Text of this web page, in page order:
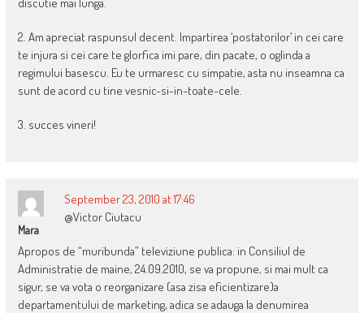
2. Am apreciat raspunsul decent. Impartirea ‘postatorilor’ in cei care
te injura si cei care te glorfica imi pare, din pacate, o oglinda a
regimului basescu. Eu te urmaresc cu simpatie, asta nu inseamna ca
sunt de acord cu tine vesnic-si-in-toate-cele.
3. succes vineri!
Mara
September 23, 2010 at 17:46
@Victor Ciutacu
Apropos de “muribunda” televiziune publica: in Consiliul de
Administratie de maine, 24.09.2010, se va propune, si mai mult ca
sigur, se va vota o reorganizare (asa zisa eficientizare)a
departamentului de marketing, adica se adauga la denumirea